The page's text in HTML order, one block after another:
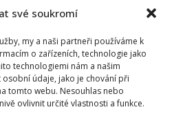
své soukromí
my a naši partneři používáme k
o zařízeních, technologie jako
technologiemi nám a našim
údaje, jako je chování při
tomto webu. Nesouhlas nebo
ovlivnit určité vlastnosti a funkce.